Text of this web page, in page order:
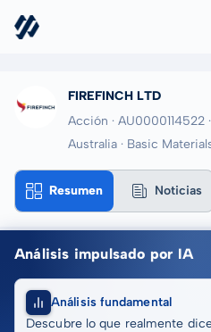
FIREFINCH LTD
Acción · AU0000114522
Australia · Basic
Resumen Noticias
Análisis impulsado por IA
Análisis fundamental
Descubre lo que realmente